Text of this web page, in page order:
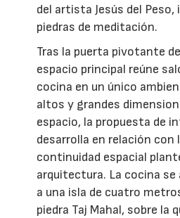
del artista Jesús del Peso,
piedras de meditación.
Tras la puerta pivotante
espacio principal reúne
cocina en un único
altos y grandes
espacio, la propuesta de
desarrolla en relación con
continuidad espacial
arquitectura. La cocina
a una isla de cuatro
piedra Taj Mahal, sobre la